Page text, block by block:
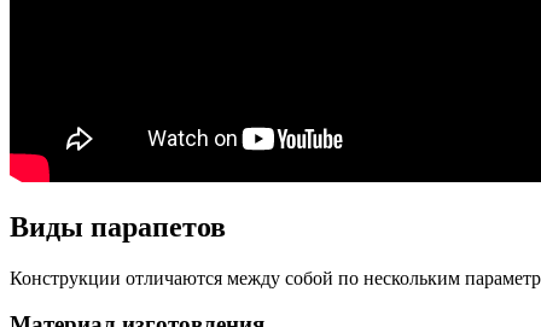
Виды парапетов
Конструкции отличаются между собой по нескольким